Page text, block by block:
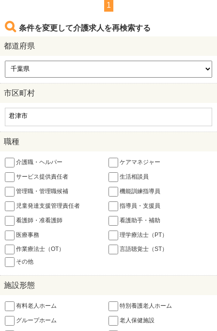
1
条件を変更して介護求人を再検索する
都道府県
市区町村
職種
介護職・ヘルパー ケアマネジャー
サービス提供責任者 生活相談員
管理職・管理職候補 機能訓練指導員
児童発達支援管理責任者 指導員・支援員
看護師・准看護師 看護助手・補助
医療事務 理学療法士（PT）
作業療法士（OT）
言語聴覚士（ST）
その他
施設形態
有料老人ホーム 特別養護老人ホーム
グループホーム 老人保健施設